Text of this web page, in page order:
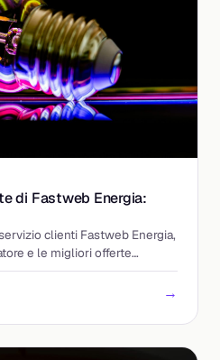
di Fastweb Energia:
clienti Fastweb Energia,
e le migliori offerte
→